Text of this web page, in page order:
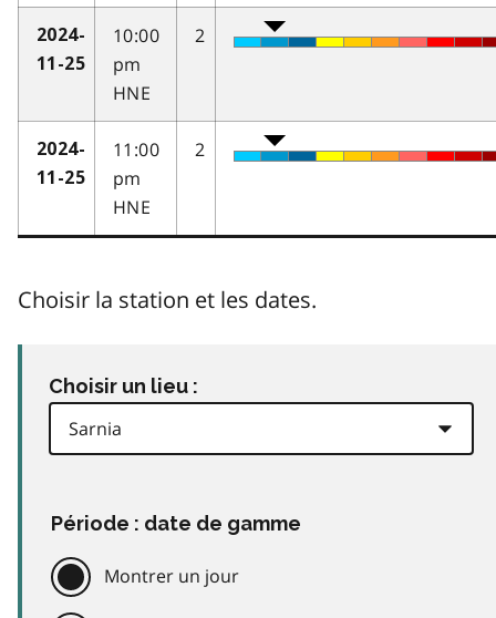
2024-
11-25
10:00
pm
HNE
2
2024-
11-25
11:00
pm
HNE
2
Choisir la station et les dates.
Choisir un lieu :
Période : date de gamme
Montrer un jour